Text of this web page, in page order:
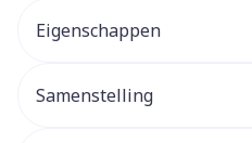
Eigenschappen
Samenstelling